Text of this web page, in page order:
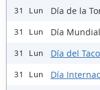
31 Lun Día de la
31 Lun Día
31 Lun Día del Taco
31 Lun
Día